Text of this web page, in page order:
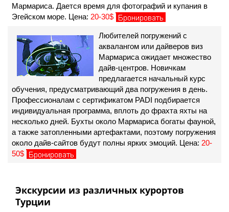
Мармариса. Дается время для фотографий и купания в
Эгейском море. Цена: 20-30$
Любителей погружений c
аквалангом или дайверов виз
Мармариса ожидает множество
дайв-центров. Новичкам
предлагается начальный курс
обучения, предусматривающий два погружения в день.
Профессионалам с сертификатом PADI подбирается
индивидуальная программа, вплоть до фрахта яхты на
несколько дней. Бухты около Мармариса богаты фауной,
а также затопленными артефактами, поэтому погружения
около дайв-сайтов будут полны ярких эмоций. Цена: 20-
50$
Экскурсии из различных курортов
Турции